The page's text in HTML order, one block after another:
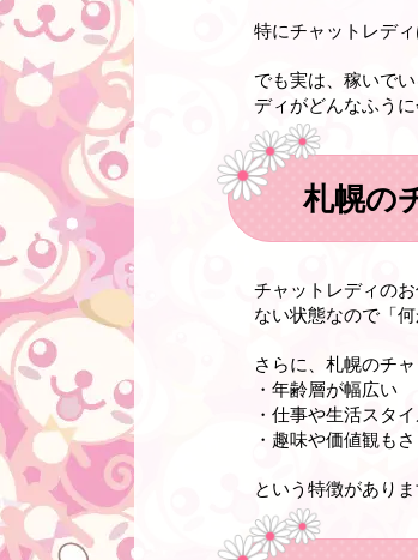
特にチャットレデ
でも実は、稼いで
ディがどんなふう
札幌の
チャットレディの
ない状態なので「
さらに、札幌のチ
・年齢層が幅広い
・仕事や生活スタ
・趣味や価値観も
という特徴があり